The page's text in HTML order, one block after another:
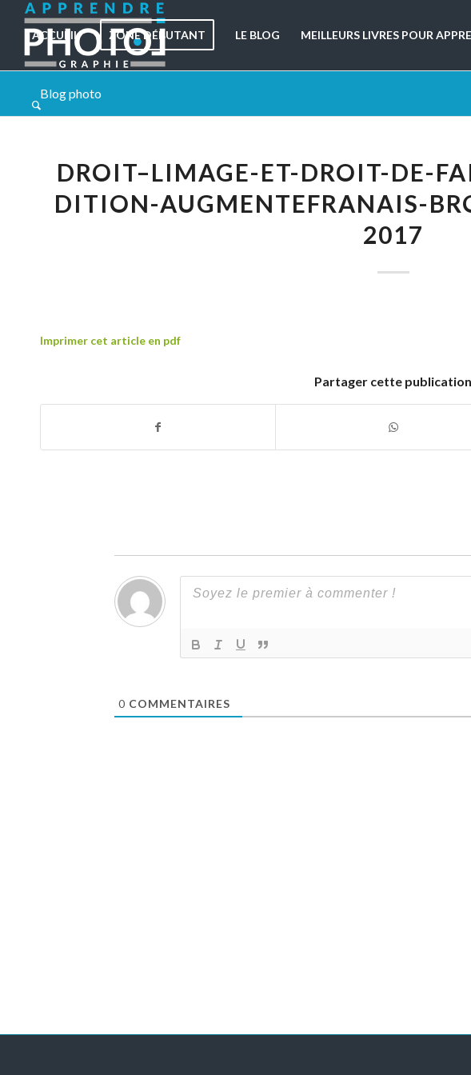
ACCUEIL ZONE DÉBUTANT LE BLOG MEILLEURS LIVRES POUR
Blog photo
DROIT–LIMAGE-ET-DROIT-DE-
DITION-AUGMENTEFRANAIS-
2017
Imprimer cet article en pdf
Partager cette publication
0 COMMENTAIRES